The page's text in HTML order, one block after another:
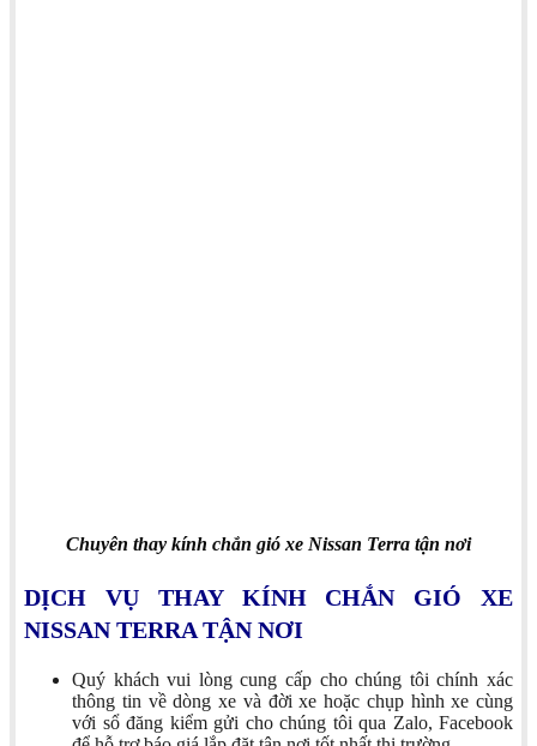
Chuyên thay kính chắn gió xe Nissan Terra tận nơi
DỊCH VỤ THAY KÍNH CHẮN GIÓ XE
NISSAN TERRA TẬN NƠI
Quý khách vui lòng cung cấp cho chúng tôi chính xác
thông tin về dòng xe và đời xe hoặc chụp hình xe cùng
với sổ đăng kiểm gửi cho chúng tôi qua Zalo, Facebook